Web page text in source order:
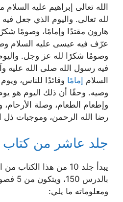
الله تعالى إبراهيم عليه
لله تعالى. واليوم الذي جعل
هارون مقتدًا وإمامًا، وصومًا
عرّف فيه عيسى عليه السلام
وصومًا شكرًا لله عز وجل.
فيه رسول الله صلى الله عليه
السلام إمامًا وقائدًا للناس،
وصيه. وحقًا أن ذلك اليوم هو
وإطعام الطعام، وصلة
رضا الله الرحمن، وموجبات ذل
جلد عاشر من كتاب
ومعلوماته ما يلي: